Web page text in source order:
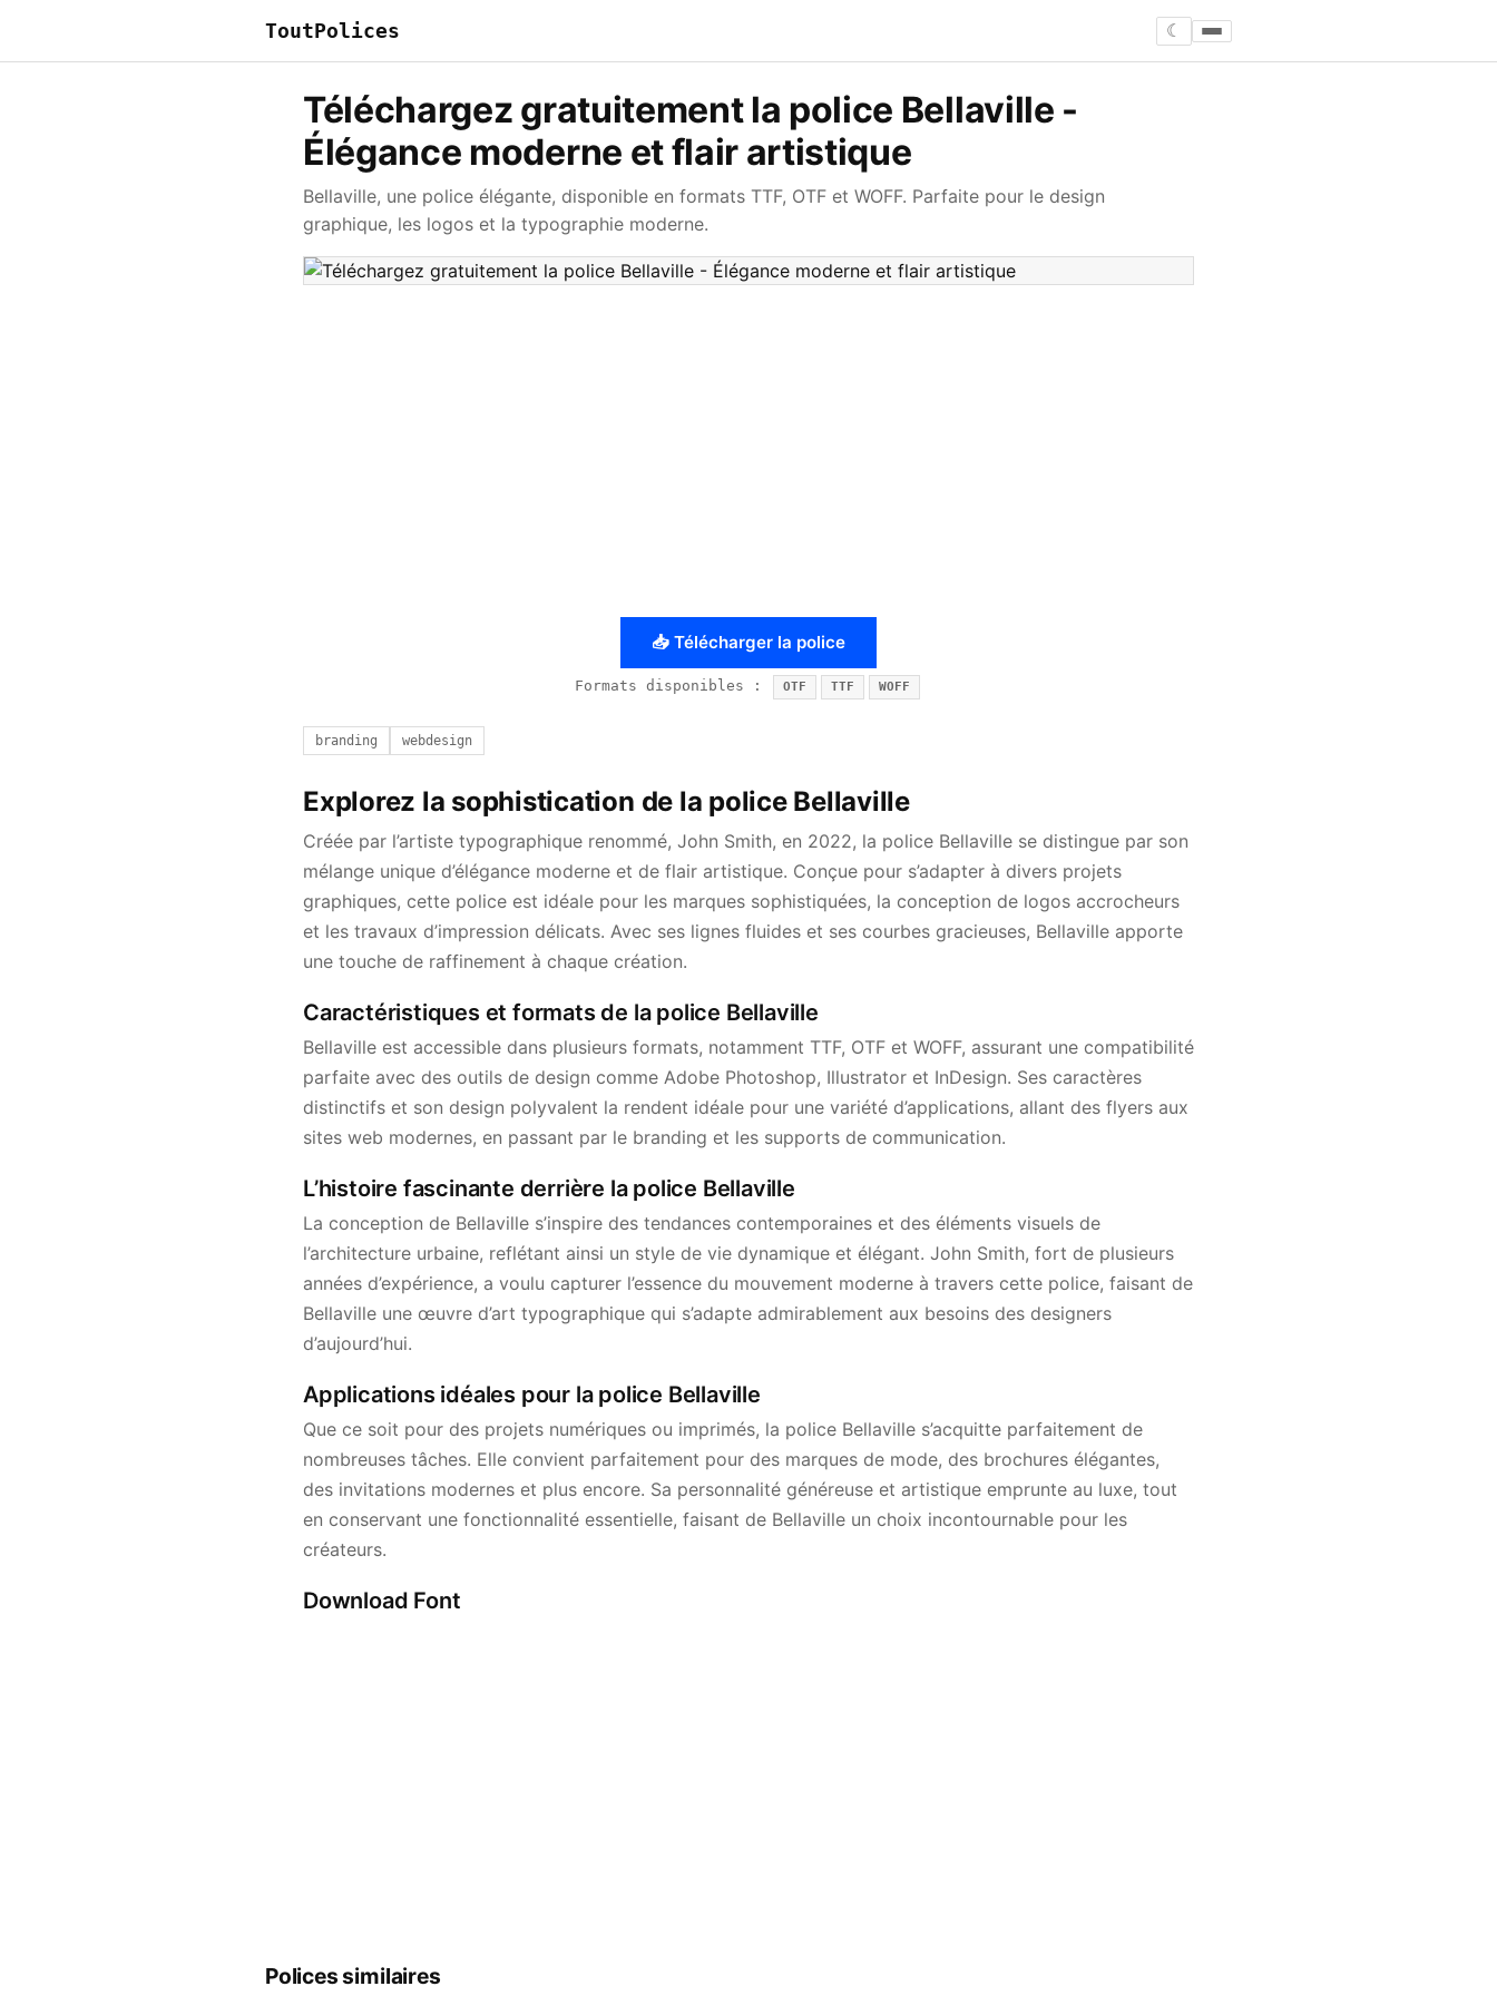
ToutPolices ☾
Téléchargez gratuitement la police Bellaville -
Élégance moderne et flair artistique
Bellaville, une police élégante, disponible en formats TTF, OTF et WOFF. Parfaite pour le design
graphique, les logos et la typographie moderne.
📥 Télécharger la police
Formats disponibles : OTF TTF WOFF
branding webdesign
Explorez la sophistication de la police Bellaville
Créée par l’artiste typographique renommé, John Smith, en 2022, la police Bellaville se distingue par son
mélange unique d’élégance moderne et de flair artistique. Conçue pour s’adapter à divers projets
graphiques, cette police est idéale pour les marques sophistiquées, la conception de logos accrocheurs
et les travaux d’impression délicats. Avec ses lignes fluides et ses courbes gracieuses, Bellaville apporte
une touche de raffinement à chaque création.
Caractéristiques et formats de la police Bellaville
Bellaville est accessible dans plusieurs formats, notamment TTF, OTF et WOFF, assurant une compatibilité
parfaite avec des outils de design comme Adobe Photoshop, Illustrator et InDesign. Ses caractères
distinctifs et son design polyvalent la rendent idéale pour une variété d’applications, allant des flyers aux
sites web modernes, en passant par le branding et les supports de communication.
L’histoire fascinante derrière la police Bellaville
La conception de Bellaville s’inspire des tendances contemporaines et des éléments visuels de
l’architecture urbaine, reflétant ainsi un style de vie dynamique et élégant. John Smith, fort de plusieurs
années d’expérience, a voulu capturer l’essence du mouvement moderne à travers cette police, faisant de
Bellaville une œuvre d’art typographique qui s’adapte admirablement aux besoins des designers
d’aujourd’hui.
Applications idéales pour la police Bellaville
Que ce soit pour des projets numériques ou imprimés, la police Bellaville s’acquitte parfaitement de
nombreuses tâches. Elle convient parfaitement pour des marques de mode, des brochures élégantes,
des invitations modernes et plus encore. Sa personnalité généreuse et artistique emprunte au luxe, tout
en conservant une fonctionnalité essentielle, faisant de Bellaville un choix incontournable pour les
créateurs.
Download Font
Polices similaires